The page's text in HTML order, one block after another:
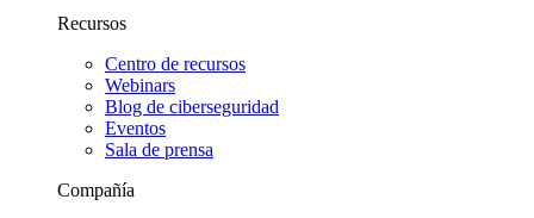
Recursos
Centro de recursos
Webinars
Blog de ciberseguridad
Eventos
Sala de prensa
Compañía